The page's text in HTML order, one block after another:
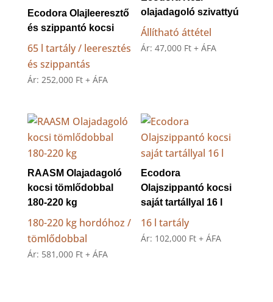
Ecodora Olajleeresztő
és szippantó kocsi
65 l tartály / leeresztés
és szippantás
Ár: 252,000 Ft + ÁFA
olajadagoló szivattyú
Állítható áttétel
Ár:47,000 Ft + ÁFA
RAASM Olajadagoló
kocsi tömlődobbal
180-220 kg
180-220 kg hordóhoz /
tömlődobbal
Ár: 581,000 Ft + ÁFA
Ecodora
Olajszippantó kocsi
saját tartállyal 16 l
16 l tartály
Ár: 102,000 Ft + ÁFA